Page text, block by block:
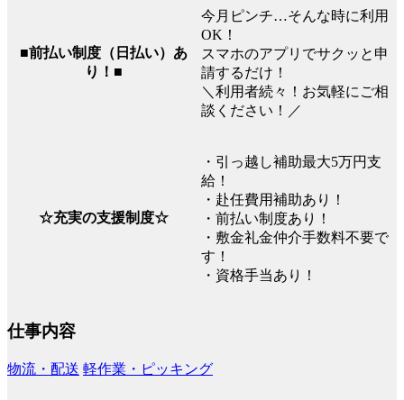
■前払い制度（日払い）あ
り！■
今月ピンチ…そんな時に利用
OK！
スマホのアプリでサクッと申
請するだけ！
＼利用者続々！お気軽にご相
談ください！／
☆充実の支援制度☆
・引っ越し補助最大5万円支
給！
・赴任費用補助あり！
・前払い制度あり！
・敷金礼金仲介手数料不要で
す！
・資格手当あり！
仕事内容
物流・配送 軽作業・ピッキング